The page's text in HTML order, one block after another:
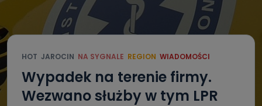
HOT JAROCIN NA SYGNALE REGION WIADOMOŚCI
Wypadek na terenie firmy.
Wezwano służby w tym LPR